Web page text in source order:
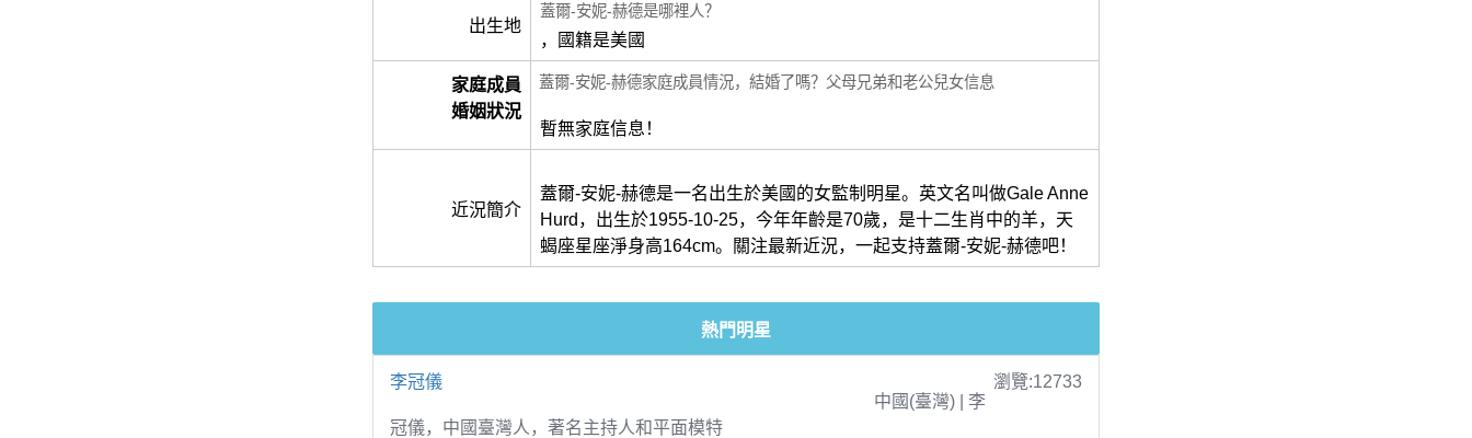
出生地
蓋爾-安妮-赫德是哪裡人？
，國籍是美國
家庭成員
婚姻狀況
蓋爾-安妮-赫德家庭成員情況，結婚了嗎？父母兄弟和老公兒女信息
暫無家庭信息！
近況簡介
蓋爾-安妮-赫德是一名出生於美國的女監制明星。英文名叫做Gale Anne
Hurd，出生於1955-10-25，今年年齡是70歲，是十二生肖中的羊，天
蝎座星座淨身高164cm。關注最新近況，一起支持蓋爾-安妮-赫德吧！
熱門明星
李冠儀
瀏覽:12733
中國(臺灣) | 李
冠儀，中國臺灣人，著名主持人和平面模特